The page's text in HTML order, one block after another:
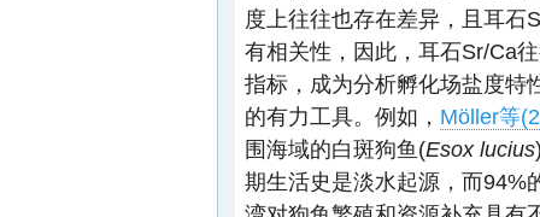
度上往往也存在差异，且耳石
有相关性，因此，耳石Sr/Ca
指标，成为分析孵化场盐度特
的有力工具。例如， Möller等
围海域的白斑狗鱼(Esox lucius
期生活史是淡水起源，而94%